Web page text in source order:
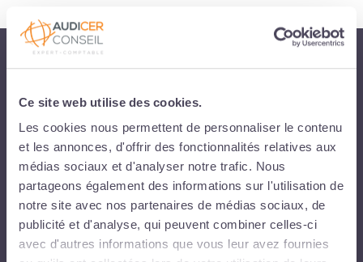
Ce site web utilise des cookies.
Les cookies nous permettent de personnaliser le contenu
et les annonces, d'offrir des fonctionnalités relatives aux
médias sociaux et d'analyser notre trafic. Nous
partageons également des informations sur l'utilisation de
notre site avec nos partenaires de médias sociaux, de
publicité et d'analyse, qui peuvent combiner celles-ci
avec d'autres informations que vous leur avez fournies
Audicer Conseil est le Cabinet d'Expertise-comptable des Entreprises en
CABINET BELZ
93 route de Pont Lorois - 56550 Belz
02 97 55 25 37